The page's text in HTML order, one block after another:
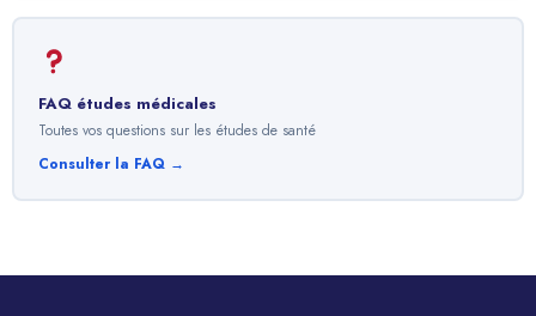
FAQ études médicales
Toutes vos questions sur les études de santé
Consulter la FAQ →